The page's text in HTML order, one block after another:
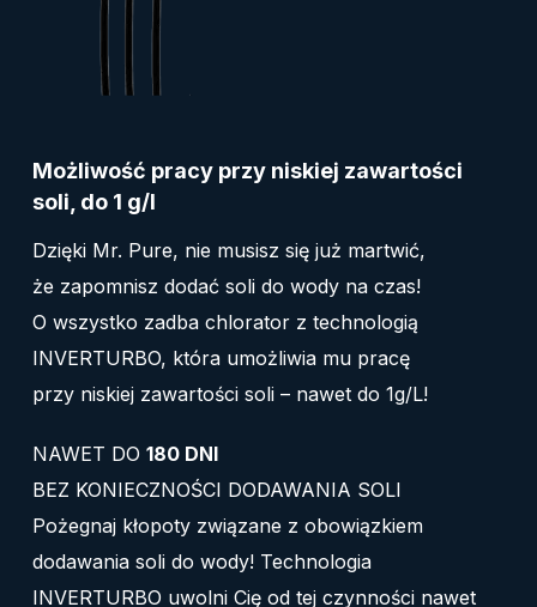
Możliwość pracy przy niskiej zawartości
soli, do 1 g/l
Dzięki Mr. Pure, nie musisz się już martwić,
że zapomnisz dodać soli do wody na czas!
O wszystko zadba chlorator z technologią
INVERTURBO, która umożliwia mu pracę
przy niskiej zawartości soli – nawet do 1g/L!
NAWET DO 180 DNI
BEZ KONIECZNOŚCI DODAWANIA SOLI
Pożegnaj kłopoty związane z obowiązkiem
dodawania soli do wody! Technologia
INVERTURBO uwolni Cię od tej czynności nawet